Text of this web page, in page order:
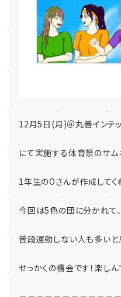
12月5日(月)＠丸善インテ
にて実施する体育祭のサム
1年生のOさんが作成してく
今回は5色の団に分かれて
普段運動しない人も多いと
せっかくの機会です！楽しん